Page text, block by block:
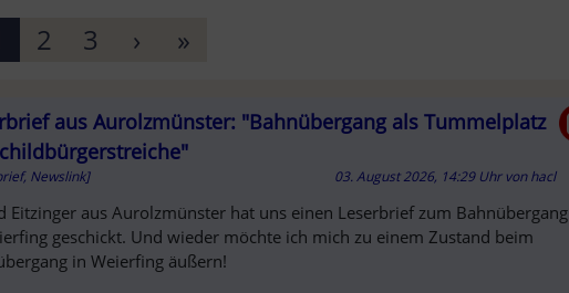
2 3 › »
aus Aurolzmünster: "Bahnübergang als Tummelplatz
Newslink] 03. August 2026, 14:29 Uhr vonhacl
Eitzinger aus Aurolzmünster hat uns einen Leserbrief zum Bahnübergang
geschickt. Und wieder möchte ich mich zu einem Zustand beim
in Weierfing äußern!